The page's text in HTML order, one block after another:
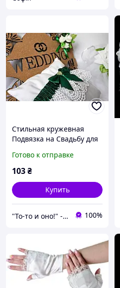
Стильная кружевная
Подвязка на Свадьбу для
Готово к отправке
103₴
Купить
"То-то и оно!" - Мультимаркет праздника 100%